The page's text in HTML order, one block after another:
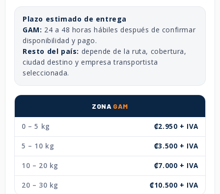
Plazo estimado de entrega
GAM: 24 a 48 horas hábiles después de confirmar
disponibilidad y pago.
Resto del país: depende de la ruta, cobertura,
ciudad destino y empresa transportista
seleccionada.
ZONA GAM
0 – 5 kg ₡2.950 + IVA
5 – 10 kg ₡3.500 + IVA
10 – 20 kg ₡7.000 + IVA
20 – 30 kg ₡10.500 + IVA